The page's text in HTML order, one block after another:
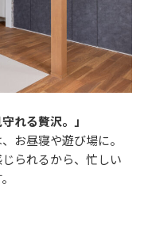
れる贅沢。」
お昼寝や遊び場に。
られるから、忙しい